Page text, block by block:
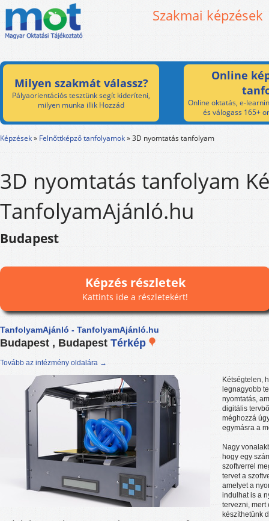
Szakmai képzések
Milyen szakmát válassz?
Pályaorientációs tesztünk segít kideríteni,
milyen munka illik Hozzád
Online
Online oktatás, e-
és válogass 165+
Képzések» Felnőttképző tanfolyamok»3D nyomtatás tanfolyam
3D nyomtatás tanfolyam
TanfolyamAjánló.hu
Budapest
Képzés részletek
Kattints ide a részletekért!
TanfolyamAjánló - TanfolyamAjánló.hu
Budapest , Budapest Térkép
Tovább az intézmény oldalára →
Kétségtelen,
legnagyobb
nyomtatás,
digitális
méghozzá
egymásra a
Nagy
hogy egy
szoftverrel
tervet a
amelyet a
indulhat is a
tervezni, mert
készíthetünk